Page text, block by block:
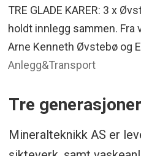
TRE GLADE KARER: 3 x
holdt innlegg sammen.
Arne Kenneth Øvstebø og
Anlegg&Transport
Tre generasjoner
Mineralteknikk AS er